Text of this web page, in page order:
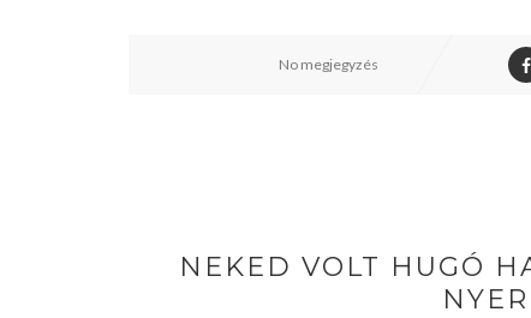
No megjegyzés
NEKED VOLT HUGÓ